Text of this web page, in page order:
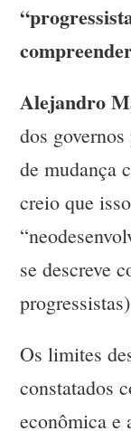
Alejandro
dos
de mudança
creio que
se descreve
Os limites
constatados
econômica e